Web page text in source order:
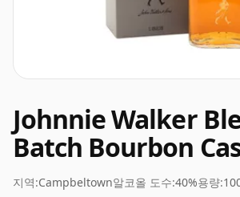
Johnnie Walker
Batch Bourbon
지역:Campbeltown알코올 도수:40%용량: